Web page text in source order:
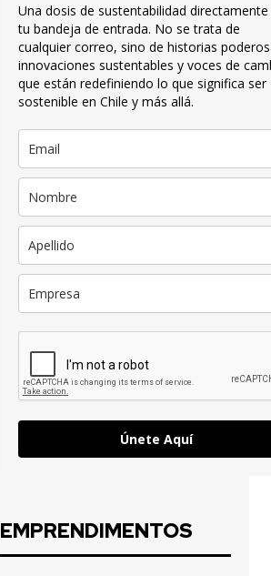
Una dosis de sustentabilidad
tu bandeja de entrada. No se trata de
cualquier correo, sino de historias
innovaciones sustentables y voces de
que están redefiniendo lo que significa ser
sostenible en Chile y más allá.
Únete Aquí
EMPRENDIMENTOS